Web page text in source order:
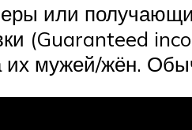
или
(Guaranteed
их мужей/жён.